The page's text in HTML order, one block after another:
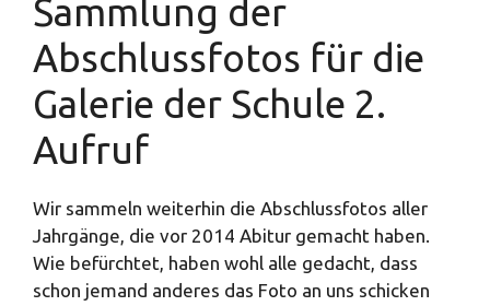
Sammlung der
Abschlussfotos für die
Galerie der Schule 2.
Aufruf
Wir sammeln weiterhin die Abschlussfotos aller
Jahrgänge, die vor 2014 Abitur gemacht haben.
Wie befürchtet, haben wohl alle gedacht, dass
schon jemand anderes das Foto an uns schicken